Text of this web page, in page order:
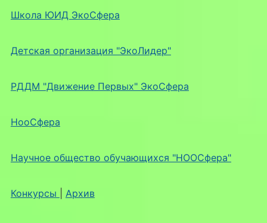
Школа ЮИД ЭкоСфера
Детская организация "ЭкоЛидер"
РДДМ "Движение Первых" ЭкоСфера
НооСфера
Научное общество обучающихся "НООСфера"
Конкурсы Архив